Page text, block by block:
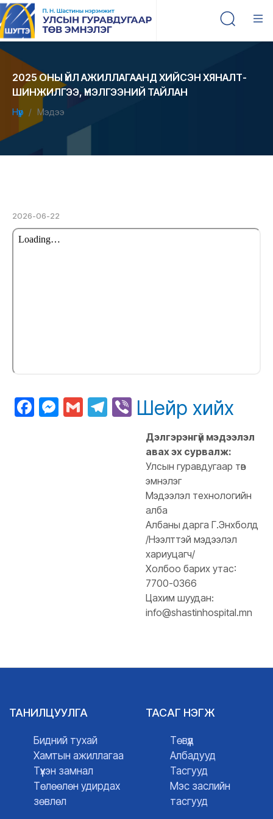
2025 ОНЫ ҮЙЛ АЖИЛЛАГААНД ХИЙСЭН ХЯНАЛТ-
ШИНЖИЛГЭЭ, ҮНЭЛГЭЭНИЙ ТАЙЛАН
Нүүр Мэдээ
2026-06-22
Facebook
Messenger
GmailTelegram
Viber
Шейр хийх
Дэлгэрэнгүй мэдээлэл
авах эх сурвалж:
Улсын гуравдугаар төв
эмнэлэг
Мэдээлэл технологийн
алба
Албаны дарга Г.Энхболд
/Нээлттэй мэдээлэл
хариуцагч/
Холбоо барих утас:
7700-0366
Цахим шуудан:
info@shastinhospital.mn
ТАНИЛЦУУЛГА
Бидний тухай
Хамтын ажиллагаа
Түүхэн замнал
Төлөөлөн удирдах
зөвлөл
ТАСАГ НЭГЖ
Төвүүд
Албадууд
Тасгууд
Мэс заслийн
тасгууд